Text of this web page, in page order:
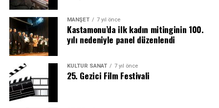
MANŞET 7 yıl önce
Kastamonu’da ilk kadın mitinginin 100.
yılı nedeniyle panel düzenlendi
KÜLTÜR SANAT 7 yıl önce
25. Gezici Film Festivali